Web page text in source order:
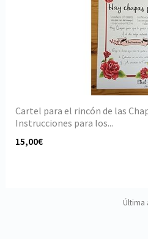
Cartel para el rincón de las
Instrucciones para los...
15,00€
Última